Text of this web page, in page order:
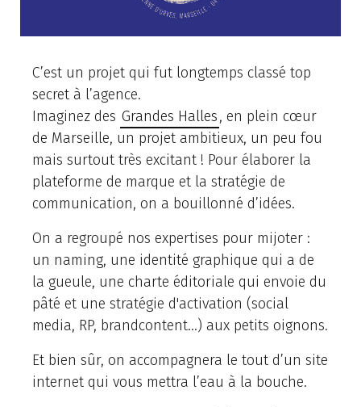
C’est un projet qui fut longtemps classé top
secret à l’agence.
Imaginez des Grandes Halles, en plein cœur
de Marseille, un projet ambitieux, un peu fou
mais surtout très excitant ! Pour élaborer la
plateforme de marque et la stratégie de
communication, on a bouillonné d’idées.
On a regroupé nos expertises pour mijoter :
un naming, une identité graphique qui a de
la gueule, une charte éditoriale qui envoie du
pâté et une stratégie d'activation (social
media, RP, brandcontent...) aux petits oignons.
Et bien sûr, on accompagnera le tout d’un site
internet qui vous mettra l’eau à la bouche.